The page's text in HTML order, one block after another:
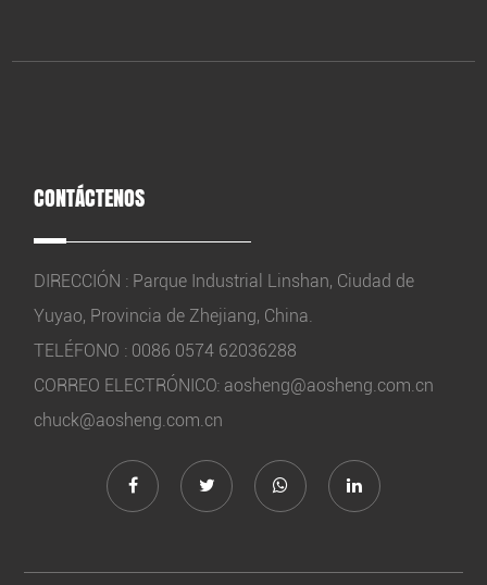
CONTÁCTENOS
DIRECCIÓN : Parque Industrial Linshan, Ciudad de
Yuyao, Provincia de Zhejiang, China.
TELÉFONO : 0086 0574 62036288
CORREO ELECTRÓNICO: aosheng@aosheng.com.cn
chuck@aosheng.com.cn